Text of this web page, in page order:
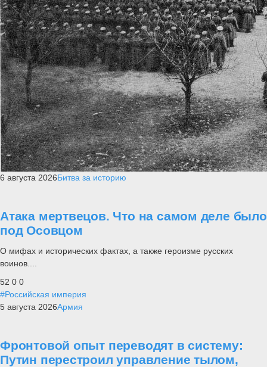
6 августа 2026Битва за историю
Атака мертвецов. Что на самом деле было
под Осовцом
О мифах и исторических фактах, а также героизме русских
воинов....
52 0 0
#Российская империя
5 августа 2026Армия
Фронтовой опыт переводят в систему:
Путин перестроил управление тылом,